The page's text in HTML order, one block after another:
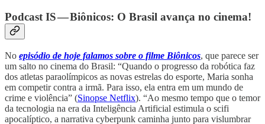
Podcast IS — Biônicos: O Brasil avança no cinema!
No episódio de hoje falamos sobre o filme Biônicos, que parece ser
um salto no cinema do Brasil: “Quando o progresso da robótica faz
dos atletas paraolímpicos as novas estrelas do esporte, Maria sonha
em competir contra a irmã. Para isso, ela entra em um mundo de
crime e violência” (Sinopse Netflix). “Ao mesmo tempo que o temor
da tecnologia na era da Inteligência Artificial estimula o scifi
apocalíptico, a narrativa cyberpunk caminha junto para vislumbrar